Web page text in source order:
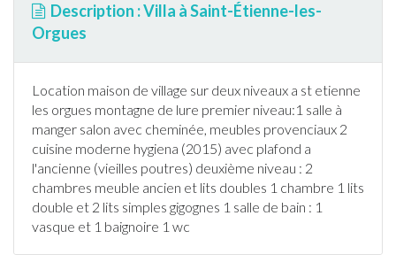
Description : Villa à Saint-Étienne-les-
Orgues
Location maison de village sur deux niveaux a st etienne
les orgues montagne de lure premier niveau:1 salle à
manger salon avec cheminée, meubles provenciaux 2
cuisine moderne hygiena (2015) avec plafond a
l'ancienne (vieilles poutres) deuxième niveau : 2
chambres meuble ancien et lits doubles 1 chambre 1 lits
double et 2 lits simples gigognes 1 salle de bain : 1
vasque et 1 baignoire 1 wc